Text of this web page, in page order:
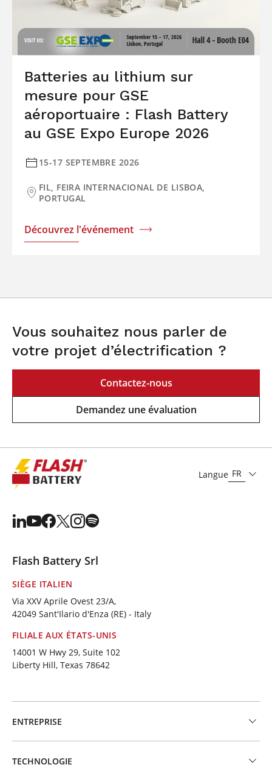
Batteries au lithium sur
mesure pour GSE
aéroportuaire : Flash Battery
au GSE Expo Europe 2026
15-17 SEPTEMBRE 2026
FIL, FEIRA INTERNACIONAL DE LISBOA,
PORTUGAL
Découvrez l'événement
Vous souhaitez nous parler de
votre projet d’électrification ?
Contactez-nous
Demandez une évaluation
Langue FR
Flash Battery Srl
SIÈGE ITALIEN
Via XXV Aprile Ovest 23/A,
42049 Sant'Ilario d'Enza (RE) - Italy
FILIALE AUX ÉTATS-UNIS
14001 W Hwy 29, Suite 102
Liberty Hill, Texas 78642
ENTREPRISE
TECHNOLOGIE